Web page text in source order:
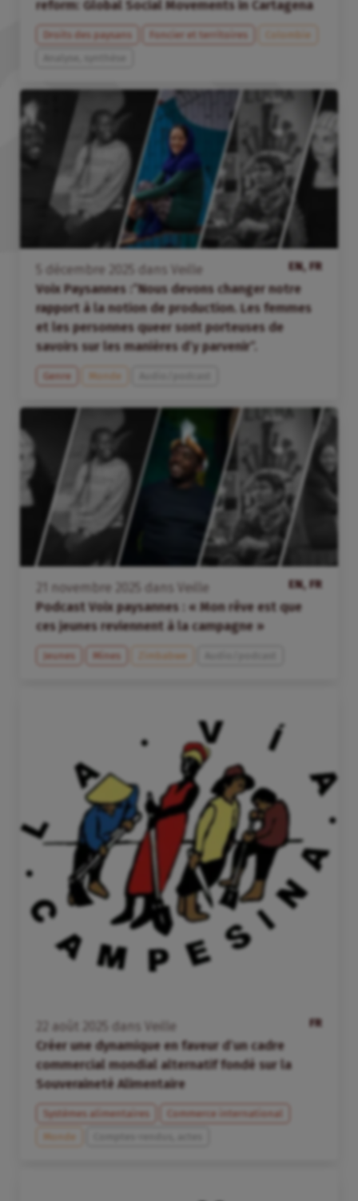
reform: Global Social Movements in Cartagena
Droits des paysans Foncier et territoires
Colombie
EN, FR
décembre dans
Veille
Voix Paysannes :”Nous devons changer notre
rapport à la notion de production. Les femmes
et les personnes queer sont porteuses de
savoirs sur les manières d’y parvenir”.
Genre Monde
EN, FR
novembre dans
Veille
Podcast Voix paysannes : « Mon rêve est que
ces jeunes reviennent à la campagne »
Jeunes Mines Zimbabwe
FR
août dans
Veille
Créer une dynamique en faveur d’un cadre
commercial mondial alternatif fondé sur la
Souveraineté Alimentaire
Systèmes alimentaires
Commerce international
Monde